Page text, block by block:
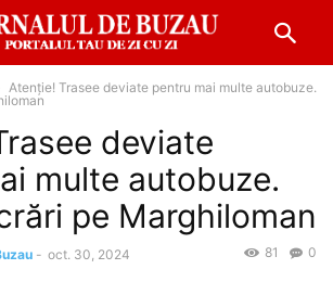
Atenție! Trasee deviate pentru mai multe autobuze.
deviate
multe autobuze.
pe Marghiloman
- oct. 30, 2024 0
81